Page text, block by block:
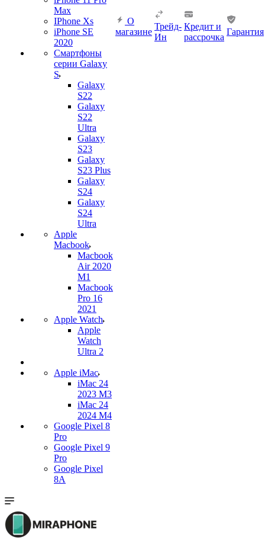
Max
IPhone Xs
iPhone SE
2020
Смартфоны
серии Galaxy
S
Galaxy
S22
Galaxy
S22
Ultra
Galaxy
S23
Galaxy
S23 Plus
Galaxy
S24
Galaxy
S24
Ultra
Apple
Macbook
Macbook
Air 2020
M1
Macbook
Pro 16
2021
Apple Watch
Apple
Watch
Ultra 2
Apple iMac
iMac 24
2023 M3
iMac 24
2024 M4
Google Pixel 8
Pro
Google Pixel 9
Pro
Google Pixel
8A
О
магазине
Трейд-
Ин
Кредит и
рассрочка
Гарантия